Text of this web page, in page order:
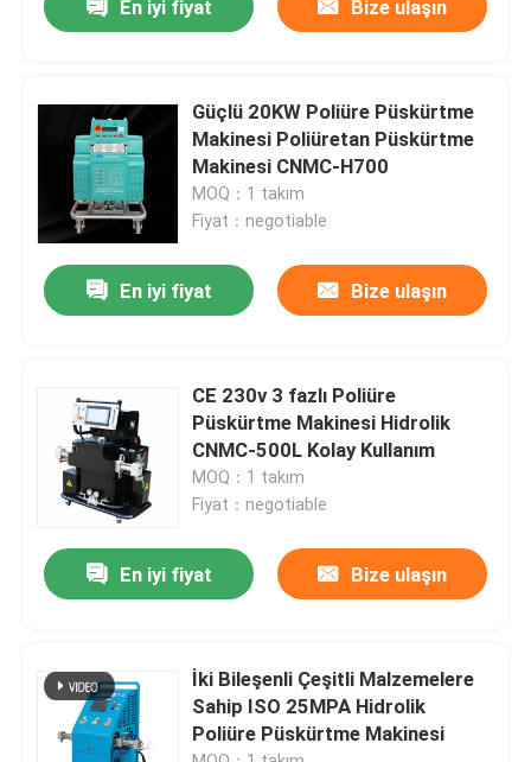
Ürünler
Hakkımızda
Fabrika turu
Bize ulaşın
Haberler
Teklif isteği
Hightop Mini Ekskavatör
küçük hidrolik kazıcı
En iyi fiyat Bize ulaşın
Güçlü 20KW Poliüre Püskürtme
Makinesi Poliüretan Püskürtme
Makinesi CNMC-H700
MOQ：1 takım
Fiyat：negotiable
En iyi fiyat Bize ulaşın
CE 230v 3 fazlı Poliüre
Püskürtme Makinesi Hidrolik
CNMC-500L Kolay Kullanım
MOQ：1 takım
Fiyat：negotiable
En iyi fiyat Bize ulaşın
İki Bileşenli Çeşitli Malzemelere
Sahip ISO 25MPA Hidrolik
Poliüre Püskürtme Makinesi